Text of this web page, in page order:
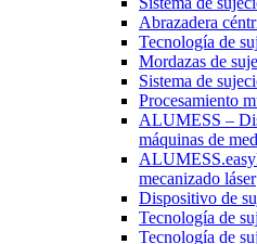
Abrazadera
Tecnología de
Mordazas de
Sistema de
Procesamiento
ALUMESS –
máquinas de
mecanizado láser
Dispositivo de
Tecnología de
Tecnología de